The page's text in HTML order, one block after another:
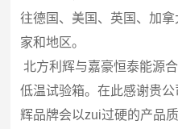
往德国、美国、英国、加
家和地区。
北方利辉与嘉豪恒泰能源
低温试验箱。在此感谢贵
辉品牌会以zui过硬的产品